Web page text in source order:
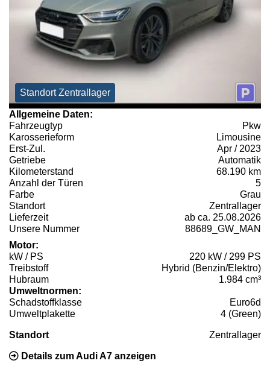
Standort Zentrallager
Allgemeine Daten:
Fahrzeugtyp
Pkw
Karosserieform
Limousine
Erst-Zul.
Apr / 2023
Getriebe
Automatik
Kilometerstand
68.190 km
Anzahl der Türen
5
Farbe
Grau
Standort
Zentrallager
Lieferzeit
ab ca. 25.08.2026
Unsere Nummer
88689_GW_MAN
Motor:
kW / PS
220 kW / 299 PS
Treibstoff
Hybrid (Benzin/Elektro)
Hubraum
1.984 cm³
Umweltnormen:
Schadstoffklasse
Euro6d
Umweltplakette
4 (Green)
Standort Zentrallager
Details zum Audi A7 anzeigen